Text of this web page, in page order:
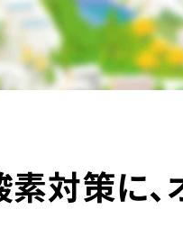
対策に、